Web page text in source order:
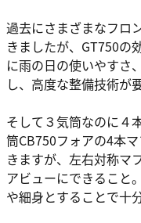
過去にさまざまなフロ
きましたが、GT750の
に雨の日の使いやすさ
し、高度な整備技術が
そして３気筒なのに４
筒CB750フォアの4本
きますが、左右対称マ
アビューにできること
や細身とすることで十